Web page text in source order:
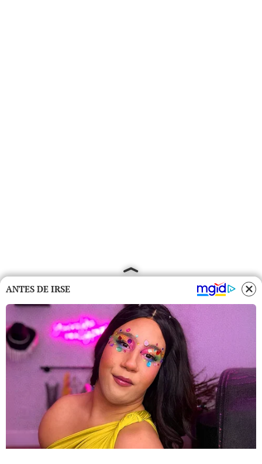
ANTES DE IRSE